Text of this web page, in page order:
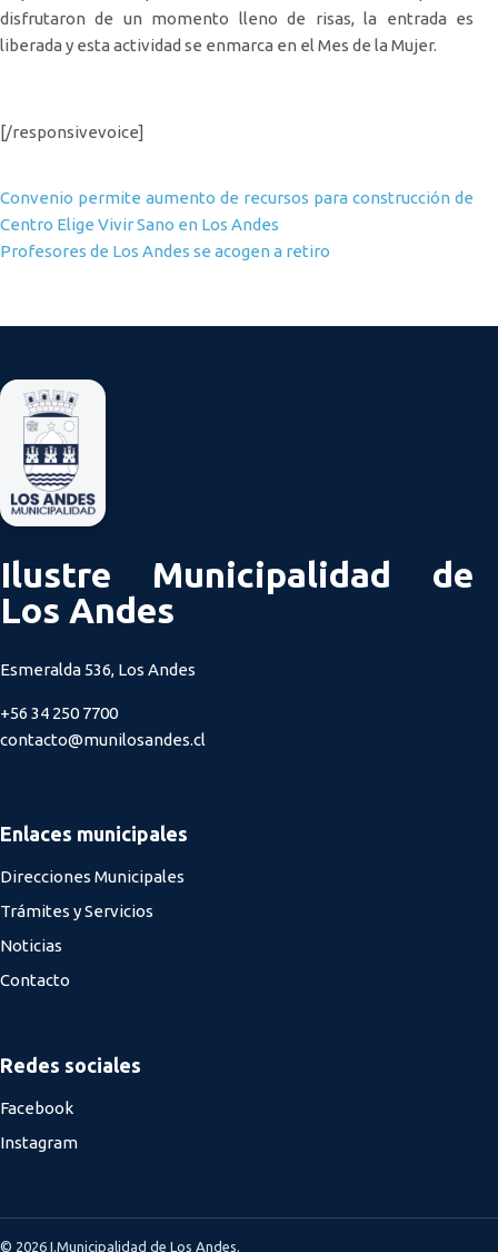
disfrutaron de un momento lleno de risas, la entrada es
liberada y esta actividad se enmarca en el Mes de la Mujer.
[/responsivevoice]
Navegación de entradas
Convenio permite aumento de recursos para construcción de
Centro Elige Vivir Sano en Los Andes
Profesores de Los Andes se acogen a retiro
Ilustre Municipalidad de
Los Andes
Esmeralda 536, Los Andes
+56 34 250 7700
contacto@munilosandes.cl
Enlaces municipales
Direcciones Municipales
Trámites y Servicios
Noticias
Contacto
Redes sociales
Facebook
Instagram
© 2026 I.Municipalidad de Los Andes.